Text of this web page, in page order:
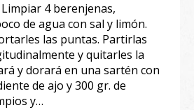
4 berenjenas,
de agua con sal y limón.
las puntas. Partirlas
y quitarles la
y dorará en una sartén con
de ajo y 300 gr. de
y…